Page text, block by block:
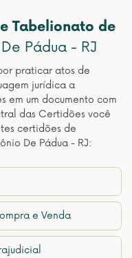
Tabelionato de
Pádua - RJ
praticar atos de
jurídica a
em um documento com
das Certidões você
certidões de
De Pádua - RJ:
e Venda